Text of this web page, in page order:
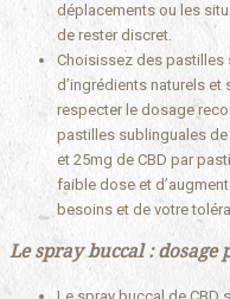
déplacements ou les
de rester discret.
Choisissez des pastilles
d’ingrédients naturels
respecter le dosage
pastilles sublinguales
et 25mg de CBD par
faible dose et
besoins et de votre
Le spray buccal : dosage